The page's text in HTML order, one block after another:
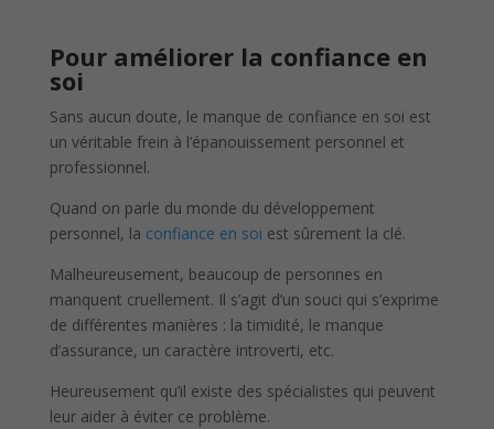
Pour améliorer la confiance en
soi
Sans aucun doute, le manque de confiance en soi est
un véritable frein à l’épanouissement personnel et
professionnel.
Quand on parle du monde du développement
personnel, la confiance en soi est sûrement la clé.
Malheureusement, beaucoup de personnes en
manquent cruellement. Il s’agit d’un souci qui s’exprime
de différentes manières : la timidité, le manque
d’assurance, un caractère introverti, etc.
Heureusement qu’il existe des spécialistes qui peuvent
leur aider à éviter ce problème.